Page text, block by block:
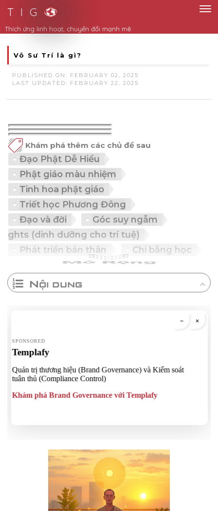
T I G
Thích ứng linh hoạt, chuyển đổi mạnh mẽ
Vô Sư Trí là gì?
PUBLISHED ON: FEBRUARY 02, 2025
LAST UPDATED: FEBRUARY 22, 2025
Khám phá thêm các chủ đề sau
Đạo Phật Dễ Hiểu
Phật giáo màu nhiệm
Tinh hoa phật giáo
Triết học Phương Đông
Đạo và đời
Góc suy ngẫm
dưỡng cho trí tuệ)
Phát triển bản thân
Chi bằng học
Nội dung